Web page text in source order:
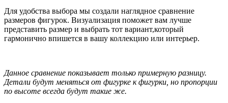
Для удобства выбора мы создали наглядное сравнение
размеров фигурок. Визуализация поможет вам лучше
представить размер и выбрать тот вариант,который
гармонично впишется в вашу коллекцию или интерьер.
Данное сравнение показывает только примерную разницу.
Детали будут меняться от фигурке к фигурки, но пропорции
по высоте всегда будут такие же.